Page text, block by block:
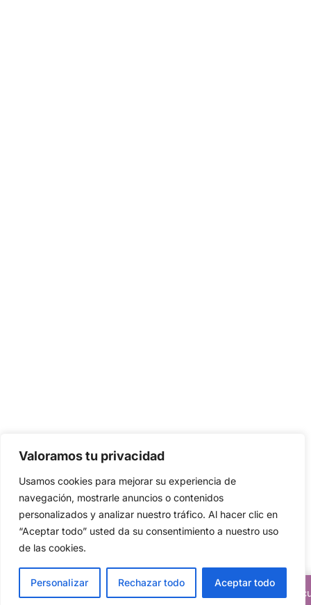
Valoramos tu privacidad
Usamos cookies para mejorar su experiencia de
navegación, mostrarle anuncios o contenidos
personalizados y analizar nuestro tráfico. Al hacer clic en
“Aceptar todo” usted da su consentimiento a nuestro uso
de las cookies.
Personalizar Rechazar todo Aceptar todo
Descuentos del 20% en todos nuestros
Translate »